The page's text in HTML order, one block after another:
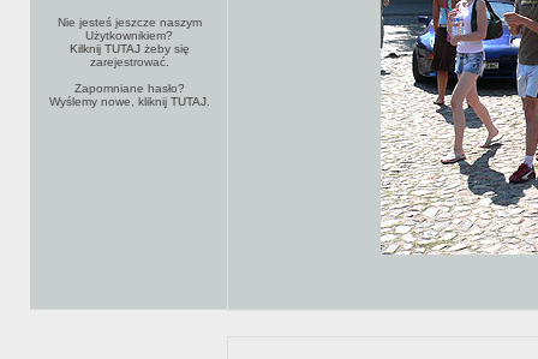
Nie jesteś jeszcze naszym
Użytkownikiem?
Kilknij TUTAJżeby się
zarejestrować.
Zapomniane hasło?
Wyślemy nowe, kliknij TUTAJ.